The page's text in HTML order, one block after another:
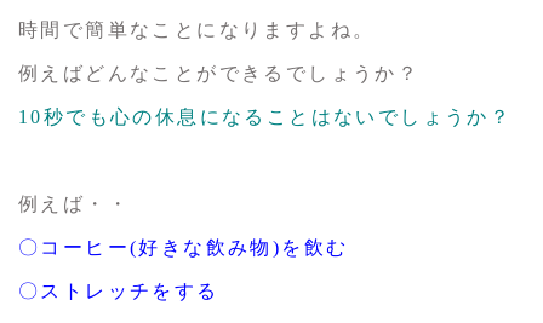
時間で簡単なことになりますよね。
例えばどんなことができるでしょうか？
10秒でも心の休息になることはないでしょうか？
例えば・・
〇コーヒー(好きな飲み物)を飲む
〇ストレッチをする